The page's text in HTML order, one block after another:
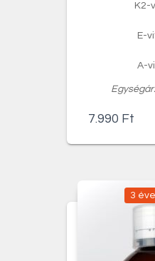
K2-
E-
A-
7.990 Ft
3